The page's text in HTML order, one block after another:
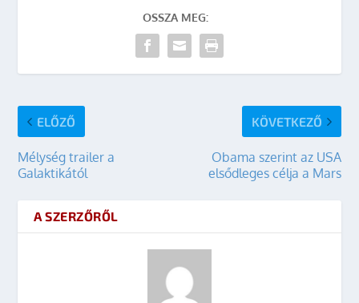
OSSZA MEG:
ELŐZŐ
Mélység trailer a
Galaktikától
KÖVETKEZŐ
Obama szerint az USA
elsődleges célja a Mars
A SZERZŐRŐL